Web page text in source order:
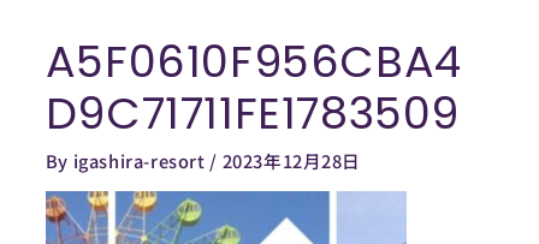
A5F0610F956CBA4
D9C71711FE1783509
By igashira-resort / 2023年12月28日
Post
navigation